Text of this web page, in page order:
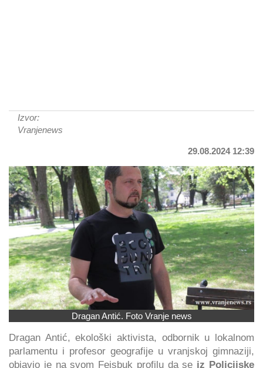
Izvor:
Vranjenews
29.08.2024 12:39
Dragan Antić. Foto Vranje news
Dragan Antić, ekološki aktivista, odbornik u lokalnom
parlamentu i profesor geografije u vranjskoj gimnaziji,
objavio je na svom Fejsbuk profilu da se iz Policijske